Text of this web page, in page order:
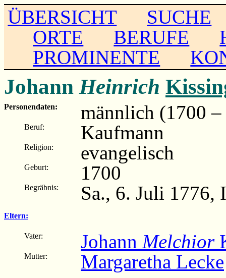
ÜBERSICHT
SUCHE
ORTE
BERUFE
PROMINENTE
Johann Heinrich
Personendaten: männlich (1700
Beruf: Kaufmann
Religion: evangelisch
Geburt: 1700
Begräbnis: Sa., 6. Juli 1776,
Eltern:
Vater: Johann Melchior
Mutter: Margaretha Lecke